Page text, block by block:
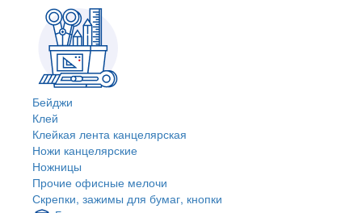
Бейджи
Клей
Клейкая лента канцелярская
Ножи канцелярские
Ножницы
Прочие офисные мелочи
Скрепки, зажимы для бумаг, кнопки